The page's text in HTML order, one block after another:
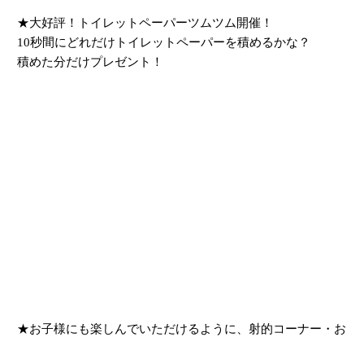
★大好評！トイレットペーパーツムツム開催！
10秒間にどれだけトイレットペーパーを積めるかな？
積めた分だけプレゼント！
★お子様にも楽しんでいただけるように、射的コーナー・お